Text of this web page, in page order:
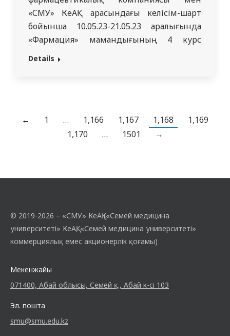
«СМУ» КеАҚ арасындағы келісім-шарт
бойынша 10.05.23-21.05.23 аралығында
«Фармация» мамандығының 4 курс
студенттері осы компания базасында
пәнін оқу барысында алған теориялық
білімдерін бекіту. «VIVA Pharm» ЖШС өз
Details
← 1 … 1,166 1,167 1,168
1,169
1,170
… 1501 →
© 2019-2026 – «СМУ» КеАҚ («Семей медицина
университеті» КеАҚ, «Семей медицина университеті»
коммерциялық емес акционерлік қоғамы)
Мекенжайы
071400, Абай облысы, Семей қ., Абай к-сі 103
Эл. пошта
smu@smu.edu.kz